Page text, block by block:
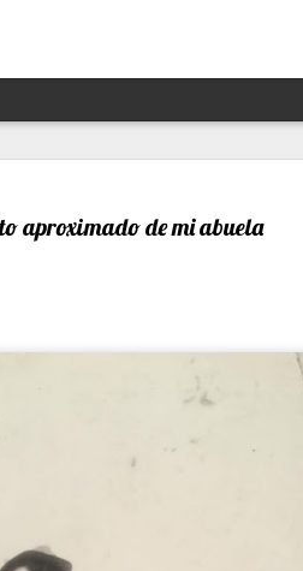
aproximado de mi abuela
un afortunado encuentro
(1906- 1975) resuena con desgraciada
en estos precisos momentos de amenaza a
de ilegalidad y crueldad crecientes
potencias, de gobiernos talibanes, de
ultraderecha más reaccionaria, caprichosa
de cuya muerte a los 69 se cumplieron
pasado, fue una pensadora alemana -
audaz, a contracorriente, inconformista,
que no le temió a la polémica.